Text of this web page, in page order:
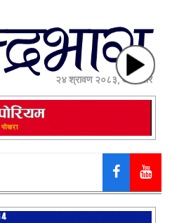
२४ श्रावण २०८३, आईतवार